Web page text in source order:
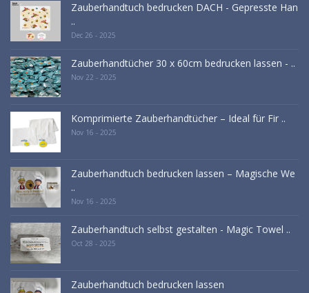
Zauberhandtuch bedrucken DACH - Gepresste Han
..
Dec 26 - 2025
Zauberhandtücher 30 x 60cm bedrucken lassen - ..
Nov 22 - 2025
Komprimierte Zauberhandtücher – Ideal für Fir ..
Nov 16 - 2025
Zauberhandtuch bedrucken lassen – Magische We
..
Nov 16 - 2025
Zauberhandtuch selbst gestalten - Magic Towel ..
Oct 28 - 2025
Zauberhandtuch bedrucken lassen